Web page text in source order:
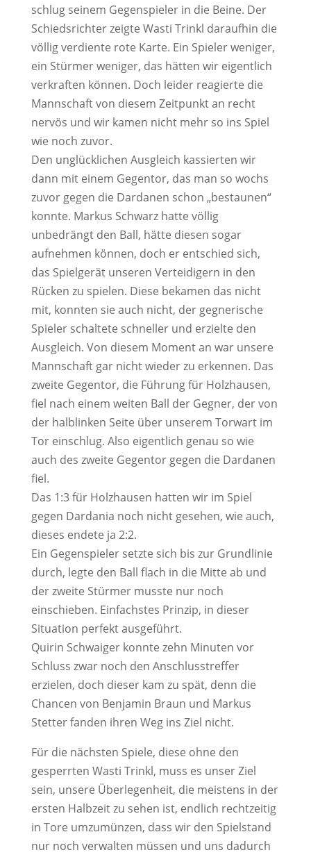
schlug seinem Gegenspieler in die Beine. Der
Schiedsrichter zeigte Wasti Trinkl daraufhin die
völlig verdiente rote Karte. Ein Spieler weniger,
ein Stürmer weniger, das hätten wir eigentlich
verkraften können. Doch leider reagierte die
Mannschaft von diesem Zeitpunkt an recht
nervös und wir kamen nicht mehr so ins Spiel
wie noch zuvor.
Den unglücklichen Ausgleich kassierten wir
dann mit einem Gegentor, das man so wochs
zuvor gegen die Dardanen schon „bestaunen“
konnte. Markus Schwarz hatte völlig
unbedrängt den Ball, hätte diesen sogar
aufnehmen können, doch er entschied sich,
das Spielgerät unseren Verteidigern in den
Rücken zu spielen. Diese bekamen das nicht
mit, konnten sie auch nicht, der gegnerische
Spieler schaltete schneller und erzielte den
Ausgleich. Von diesem Moment an war unsere
Mannschaft gar nicht wieder zu erkennen. Das
zweite Gegentor, die Führung für Holzhausen,
fiel nach einem weiten Ball der Gegner, der von
der halblinken Seite über unserem Torwart im
Tor einschlug. Also eigentlich genau so wie
auch des zweite Gegentor gegen die Dardanen
fiel.
Das 1:3 für Holzhausen hatten wir im Spiel
gegen Dardania noch nicht gesehen, wie auch,
dieses endete ja 2:2.
Ein Gegenspieler setzte sich bis zur Grundlinie
durch, legte den Ball flach in die Mitte ab und
der zweite Stürmer musste nur noch
einschieben. Einfachstes Prinzip, in dieser
Situation perfekt ausgeführt.
Quirin Schwaiger konnte zehn Minuten vor
Schluss zwar noch den Anschlusstreffer
erzielen, doch dieser kam zu spät, denn die
Chancen von Benjamin Braun und Markus
Stetter fanden ihren Weg ins Ziel nicht.
Für die nächsten Spiele, diese ohne den
gesperrten Wasti Trinkl, muss es unser Ziel
sein, unsere Überlegenheit, die meistens in der
ersten Halbzeit zu sehen ist, endlich rechtzeitig
in Tore umzumünzen, dass wir den Spielstand
nur noch verwalten müssen und uns dadurch